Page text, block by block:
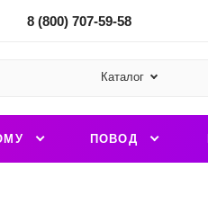
8 (800) 707-59-58
Каталог
ПОВОД